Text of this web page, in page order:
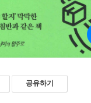
공유하기